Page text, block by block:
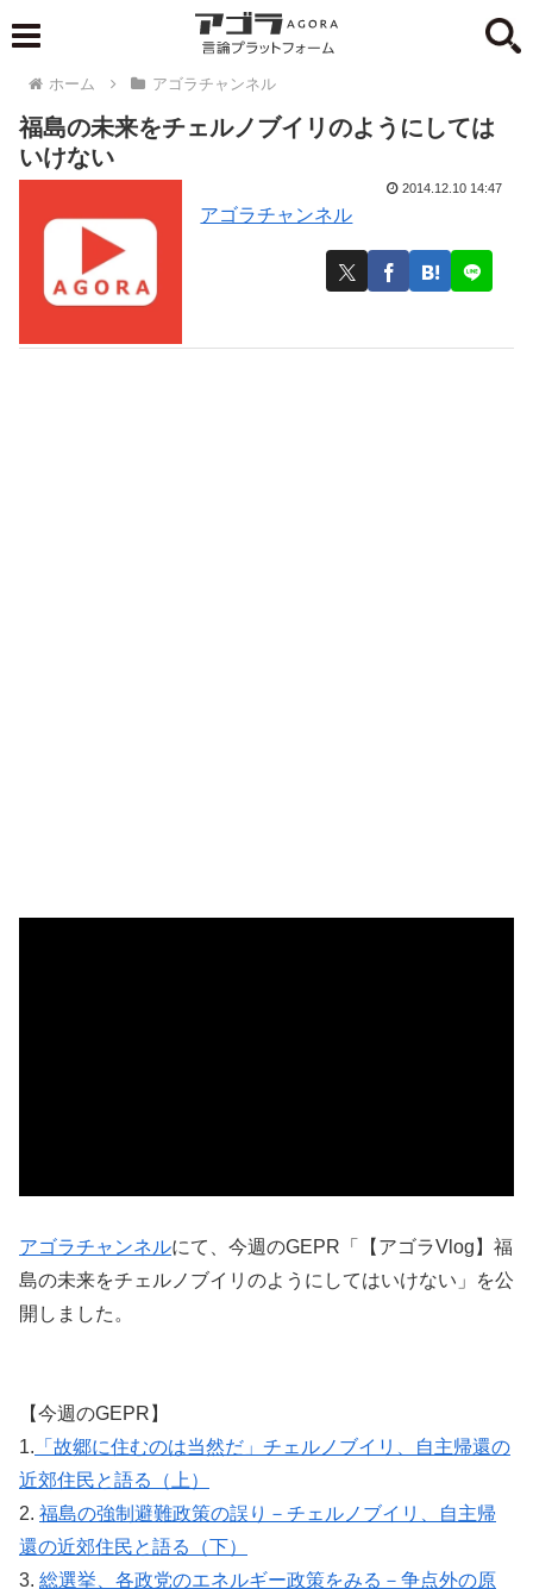
ホーム アゴラチャンネル
福島の未来をチェルノブイリのようにしては
いけない
アゴラチャンネル
2014.12.10 14:47
アゴラチャンネルにて、今週のGEPR「【アゴラVlog】福
島の未来をチェルノブイリのようにしてはいけない」を公
開しました。
【今週のGEPR】
1. 「故郷に住むのは当然だ」チェルノブイリ、自主帰還の
近郊住民と語る（上）
2. 福島の強制避難政策の誤り－チェルノブイリ、自主帰
還の近郊住民と語る（下）
3. 総選挙、各政党のエネルギー政策をみる－争点外の原